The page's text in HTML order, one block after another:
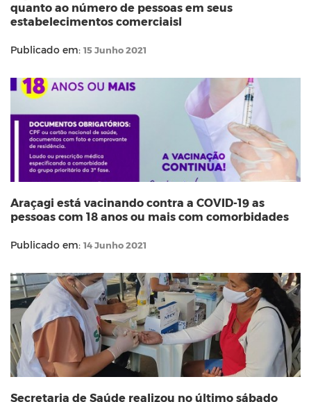
quanto ao número de pessoas em seus
estabelecimentos comerciaisl
Publicado em: 15 Junho 2021
Araçagi está vacinando contra a COVID-19 as
pessoas com 18 anos ou mais com comorbidades
Publicado em: 14 Junho 2021
Secretaria de Saúde realizou no último sábado